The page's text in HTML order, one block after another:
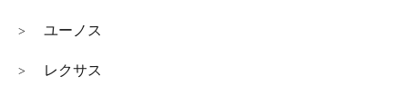
> ユーノス
> レクサス